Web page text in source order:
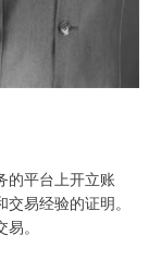
的平台上开立账
易经验的证明。
。